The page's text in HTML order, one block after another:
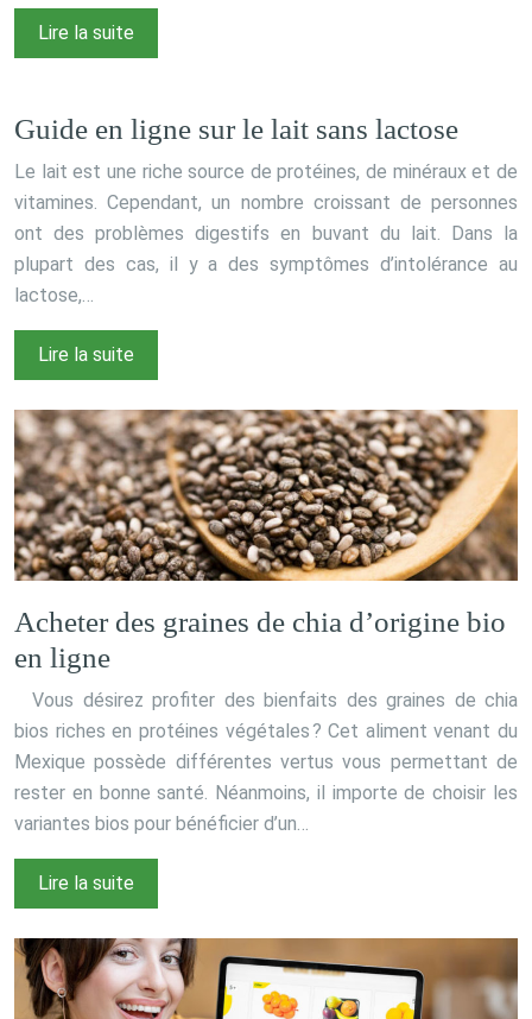
Lire la suite
Guide en ligne sur le lait sans lactose
Le lait est une riche source de protéines, de minéraux et de
vitamines. Cependant, un nombre croissant de personnes
ont des problèmes digestifs en buvant du lait. Dans la
plupart des cas, il y a des symptômes d’intolérance au
lactose,…
Lire la suite
Acheter des graines de chia d’origine bio
en ligne
Vous désirez profiter des bienfaits des graines de chia
bios riches en protéines végétales ? Cet aliment venant du
Mexique possède différentes vertus vous permettant de
rester en bonne santé. Néanmoins, il importe de choisir les
variantes bios pour bénéficier d’un…
Lire la suite